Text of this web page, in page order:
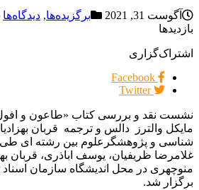
آگوست 31, 2021 برگزیده‌ها, دیدگاه‌ها
بازدیدها
اشتراک‌گزاری
Facebook
Twitter
نشست نقد و بررسی کتاب «طاعون و
مایکل والترز دالس و ترجمه قربان
شناسی و پژوهشگرعلوم بین رشته ای
غلامرضا ظریفیان، یوسف اباذری، قربان
منوچهری در محل اندیشگاه سازمان اسناد
برگزار شد.